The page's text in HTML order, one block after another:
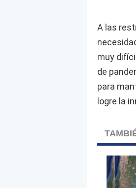
A las
muy
de
para
logre la